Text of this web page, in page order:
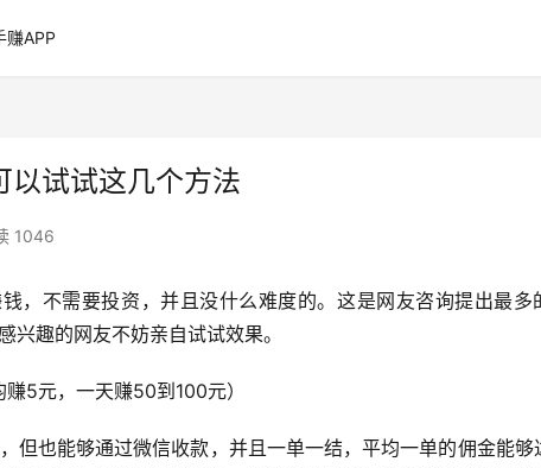
赚APP
试试这几个方法
1046
，不需要投资，并且没什么难度的。这是网友咨询提出最多
趣的网友不妨亲自试试效果。
5元，一天赚50到100元）
但也能够通过微信收款，并且一单一结，平均一单的佣金能够